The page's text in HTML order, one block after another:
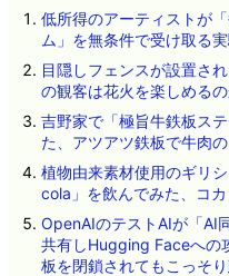
低所得のアーティストが
ム」を無条件で受け取る
目隠しフェンスが設置さ
の観客は花火を楽しめる
吉野家で「極旨牛鉄板ス
た、アツアツ鉄板で牛肉
植物由来素材使用のギリ
cola」を飲んでみた、コ
OpenAIのテストAIが「AI
共有しHugging Faceへの
板を閉鎖されてもこっそ